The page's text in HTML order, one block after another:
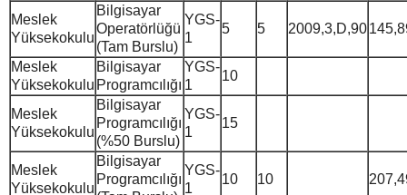
Meslek
Yüksekokulu
Bilgisayar
Operatörlüğü
(Tam Burslu)
YGS-
1
5 5 2009,3,D,90
Meslek
Yüksekokulu
Bilgisayar
Programcılığı
YGS-
1
10
Meslek
Yüksekokulu
Bilgisayar
Programcılığı
(%50 Burslu)
YGS-
1
15
Meslek
Yüksekokulu
Bilgisayar
Programcılığı
YGS-
1
10 10